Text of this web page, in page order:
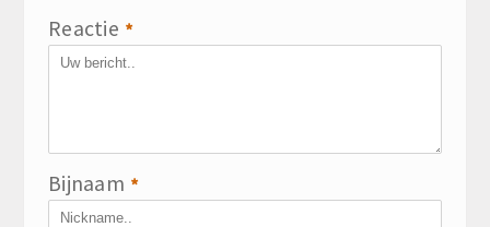
Reactie *
Bijnaam *